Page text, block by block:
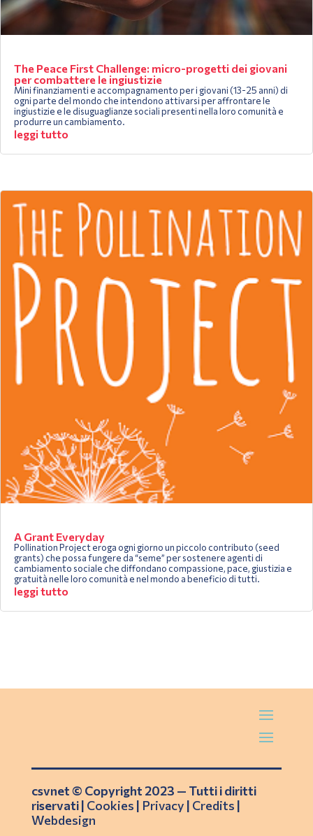
The Peace First Challenge: micro-progetti dei giovani
per combattere le ingiustizie
Mini finanziamenti e accompagnamento per i giovani (13-25 anni) di
ogni parte del mondo che intendono attivarsi per affrontare le
ingiustizie e le disuguaglianze sociali presenti nella loro comunità e
produrre un cambiamento.
leggi tutto
A Grant Everyday
Pollination Project eroga ogni giorno un piccolo contributo (seed
grants) che possa fungere da “seme” per sostenere agenti di
cambiamento sociale che diffondano compassione, pace, giustizia e
gratuità nelle loro comunità e nel mondo a beneficio di tutti.
leggi tutto
csvnet © Copyright 2023 — Tutti i diritti
riservati | Cookies | Privacy | Credits |
Webdesign